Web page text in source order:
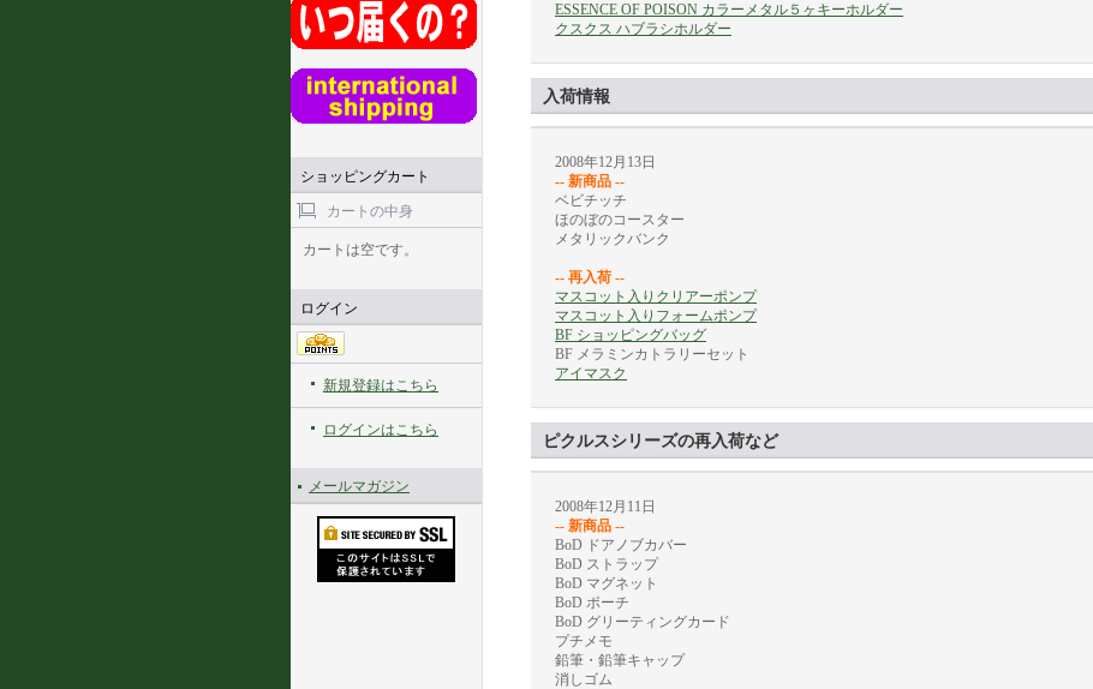
ショッピングカート
カートの中身
カートは空です。
ログイン
新規登録はこちら
ログインはこちら
メールマガジン
ESSENCE OF POISON カラーメタル５ヶキーホルダー
クスクス ハブラシホルダー
入荷情報
2008年12月13日
-- 新商品 --
ベビチッチ
ほのぼのコースター
メタリックバンク
-- 再入荷 --
マスコット入りクリアーポンプ
マスコット入りフォームポンプ
BF ショッピングバッグ
BF メラミンカトラリーセット
アイマスク
ピクルスシリーズの再入荷など
2008年12月11日
-- 新商品 --
BoD ドアノブカバー
BoD ストラップ
BoD マグネット
BoD ポーチ
BoD グリーティングカード
プチメモ
鉛筆・鉛筆キャップ
消しゴム